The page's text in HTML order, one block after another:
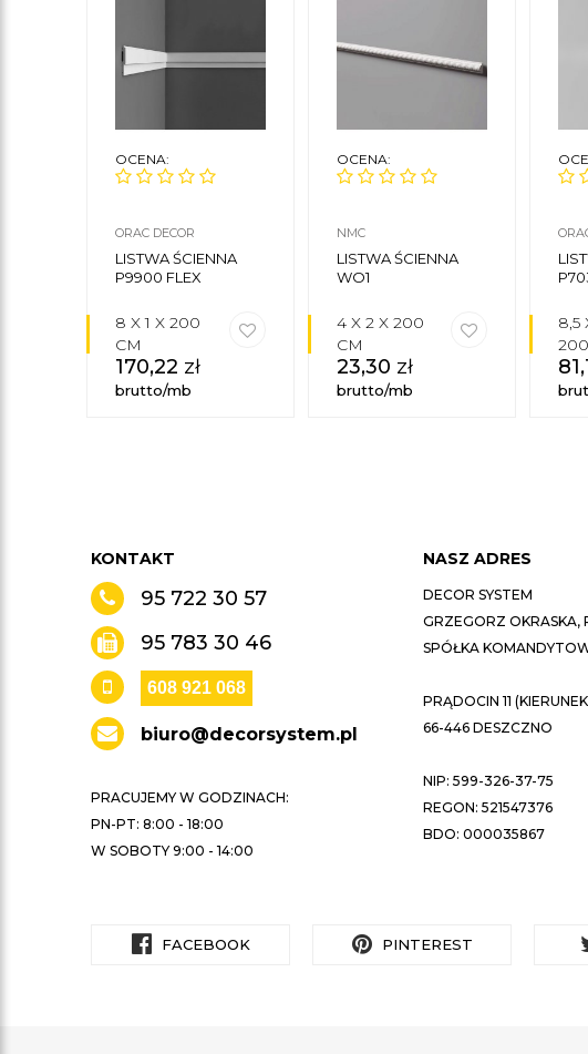
OCENA:
ORAC DECOR
LISTWA ŚCIENNA
P9900 FLEX
8 X 1 X 200
CM
170,22 zł
brutto/mb
OCENA:
NMC
LISTWA ŚCIENNA
WO1
4 X 2 X 200
CM
23,30 zł
brutto/mb
8,5
KONTAKT
95 722 30 57
95 783 30 46
608 921 068
biuro@decorsystem.pl
PRACUJEMY W GODZINACH:
PN-PT: 8:00 - 18:00
W SOBOTY 9:00 - 14:00
NASZ ADRES
DECOR SYSTEM
GRZEGORZ OKRASKA,
SPÓŁKA
PRĄDOCIN 11
66-446 DESZCZNO
NIP: 599-326-37-75
REGON: 521547376
BDO: 000035867
FACEBOOK PINTEREST